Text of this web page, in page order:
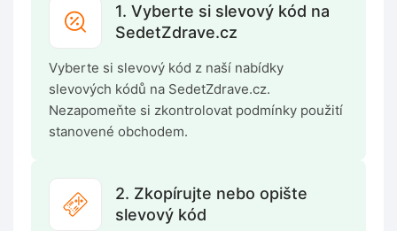
1. Vyberte si slevový kód na
SedetZdrave.cz
Vyberte si slevový kód z naší nabídky
slevových kódů na SedetZdrave.cz.
Nezapomeňte si zkontrolovat podmínky použití
stanovené obchodem.
2. Zkopírujte nebo opište
slevový kód